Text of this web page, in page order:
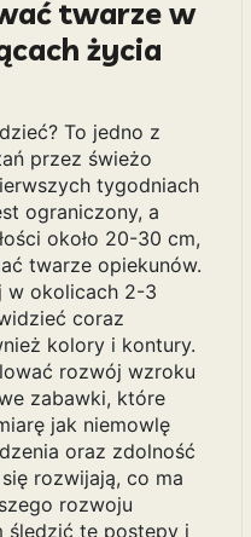
twarze w
życia
To jedno z
przez świeżo
tygodniach
ograniczony, a
około 20-30 cm,
twarze opiekunów.
w okolicach 2-3
coraz
kolory i kontury.
rozwój wzroku
zabawki, które
jak niemowlę
oraz zdolność
rozwijają, co ma
rozwoju
śledzić te postępy i